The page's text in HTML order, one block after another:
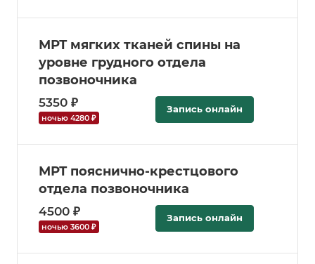
МРТ мягких тканей спины на
уровне грудного отдела
позвоночника
5350 ₽
ночью 4280 ₽
Запись онлайн
МРТ пояснично-крестцового
отдела позвоночника
4500 ₽
ночью 3600 ₽
Запись онлайн